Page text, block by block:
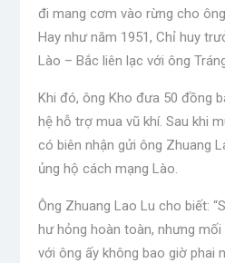
đi mang cơm vào rừng cho
Hay như năm 1951, Chỉ huy
Lào – Bắc liên lạc với ông
Khi đó, ông Kho đưa 50 đồng
hệ hỗ trợ mua vũ khí. Sau khi
có biên nhận gửi ông Zhuang
ủng hộ cách mạng Lào.
Ông Zhuang Lao Lu cho biết:
hư hỏng hoàn toàn, nhưng
với ông ấy không bao giờ phai